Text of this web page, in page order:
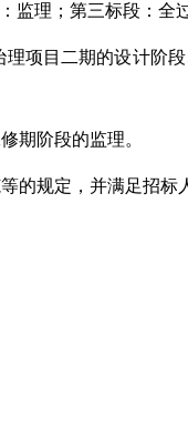
监理；第三标段：全
项目二期的设计阶
期阶段的监理。
的规定，并满足招标